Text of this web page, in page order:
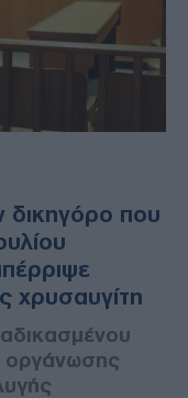
δικηγόρο που
χρυσαυγίτη
οργάνωσης